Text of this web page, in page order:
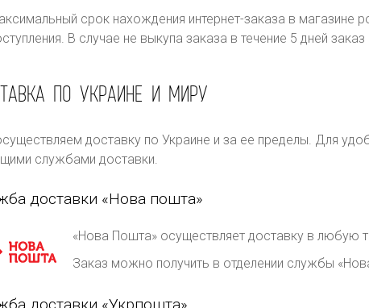
срок нахождения интернет-заказа в магазине
В случае не выкупа заказа в течение 5 дней
ПО УКРАИНЕ И МИРУ
доставку по Украине и за ее пределы. Для
службами доставки.
доставки «Нова пошта»
«Нова Пошта» осуществляет доставку в любую
Заказ можно получить в отделении службы